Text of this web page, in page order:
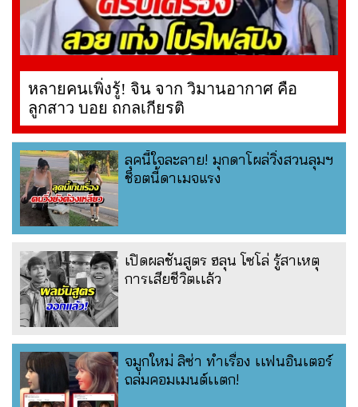
หลายคนเพิ่งรู้! จิน จาก วิมานอากาศ คือ
ลูกสาว บอย ถกลเกียรติ
ลุคนี้ใจละลาย! มุกดาโผล่วิ่งสวนลุมฯ
ช็อตนี้ดาเมจแรง
เปิดผลชันสูตร ฮลุน โซโล่ รู้สาเหตุ
การเสียชีวิตเเล้ว
จมูกใหม่ ลิซ่า ทำเรื่อง เเฟนอินเตอร์
ถล่มคอมเมนต์เเตก!